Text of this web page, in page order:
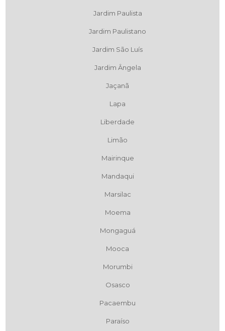
Jardim Paulista
Jardim Paulistano
Jardim São Luís
Jardim Ângela
Jaçanã
Lapa
Liberdade
Limão
Mairinque
Mandaqui
Marsilac
Moema
Mongaguá
Mooca
Morumbi
Osasco
Pacaembu
Paraíso